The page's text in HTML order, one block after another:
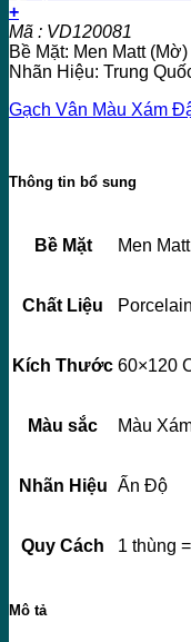
+
Mã : VD120081
Bề Mặt: Men Matt (Mờ)
Nhãn Hiệu: Trung
Gạch Vân Màu Xám
Thông tin bổ sung
Bề Mặt Men
Chất Liệu Porcelain
Kích Thước 60×120
Màu sắc Màu
Nhãn Hiệu Ấn Độ
Quy Cách 1 thùng
Mô tả